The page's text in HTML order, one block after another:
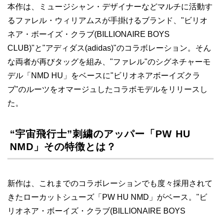
本作は、ミュージシャン・デザイナーなどマルチに活動す
るファレル・ウィリアムスが手掛けるブランド、"ビリオ
ネア・ボーイズ・クラブ(BILLIONAIRE BOYS
CLUB)"と"アディダス(adidas)"のコラボレーション。そん
な両者が再びタッグを組み、"ファレル"のシグネチャーモ
デル「NMD HU」をベースに"ビリオネアボーイズクラ
ブ"のルーツをオマージュしたコラボモデルをリリースし
た。
“宇宙飛行士”刺繍のアッパー「PW HU
NMD」その特徴とは？
新作は、これまでのコラボレーションでも度々採用されて
きたローカットシューズ「PW HU NMD」がベース。"ビ
リオネア・ボーイズ・クラブ(BILLIONAIRE BOYS